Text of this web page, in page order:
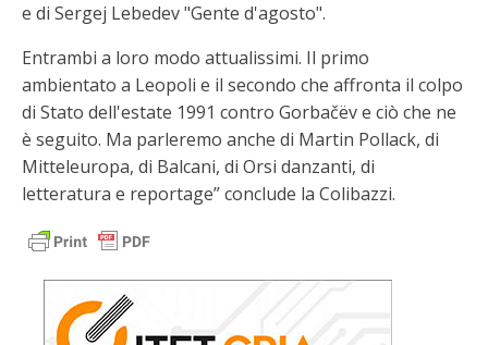
e di Sergej Lebedev "Gente d'agosto".
Entrambi a loro modo attualissimi. Il primo
ambientato a Leopoli e il secondo che affronta il colpo
di Stato dell'estate 1991 contro Gorbačëv e ciò che ne
è seguito. Ma parleremo anche di Martin Pollack, di
Mitteleuropa, di Balcani, di Orsi danzanti, di
letteratura e reportage” conclude la Colibazzi.